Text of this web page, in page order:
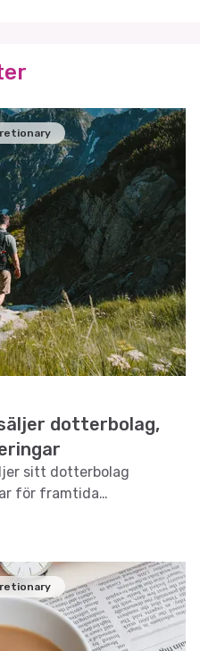
dotterbolag,
sitt dotterbolag
för framtida